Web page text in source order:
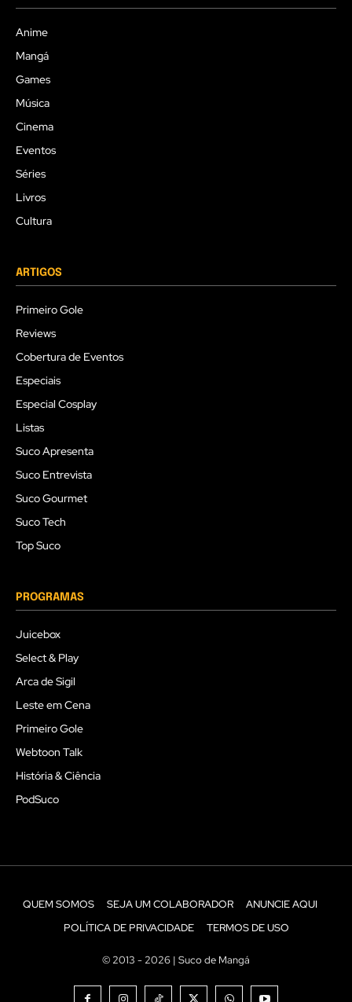
Anime
Mangá
Games
Música
Cinema
Eventos
Séries
Livros
Cultura
ARTIGOS
Primeiro Gole
Reviews
Cobertura de Eventos
Especiais
Especial Cosplay
Listas
Suco Apresenta
Suco Entrevista
Suco Gourmet
Suco Tech
Top Suco
PROGRAMAS
Juicebox
Select & Play
Arca de Sigil
Leste em Cena
Primeiro Gole
Webtoon Talk
História & Ciência
PodSuco
QUEM SOMOS SEJA UM COLABORADOR
ANUNCIE AQUI
POLÍTICA DE PRIVACIDADE
TERMOS DE USO
© 2013 - 2026 | Suco de Mangá